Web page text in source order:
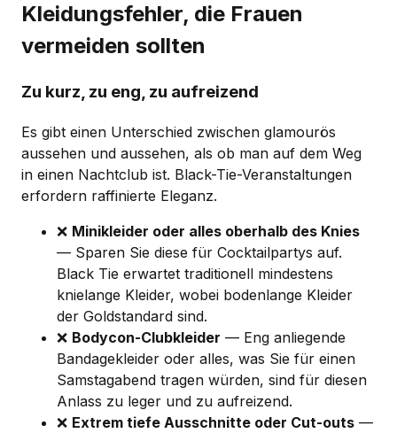
Kleidungsfehler, die Frauen
vermeiden sollten
Zu kurz, zu eng, zu aufreizend
Es gibt einen Unterschied zwischen glamourös
aussehen und aussehen, als ob man auf dem Weg
in einen Nachtclub ist. Black-Tie-Veranstaltungen
erfordern raffinierte Eleganz.
❌ Minikleider oder alles oberhalb des Knies
— Sparen Sie diese für Cocktailpartys auf.
Black Tie erwartet traditionell mindestens
knielange Kleider, wobei bodenlange Kleider
der Goldstandard sind.
❌ Bodycon-Clubkleider — Eng anliegende
Bandagekleider oder alles, was Sie für einen
Samstagabend tragen würden, sind für diesen
Anlass zu leger und zu aufreizend.
❌ Extrem tiefe Ausschnitte oder Cut-outs —